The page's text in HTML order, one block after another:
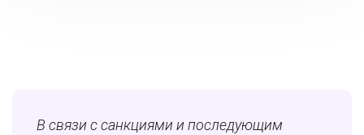
В связи с санкциями и последующим